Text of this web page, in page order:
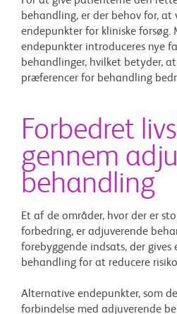
behandling, er der behov for,
endepunkter for kliniske forsøg.
endepunkter introduceres nye
behandlinger, hvilket betyder,
præferencer for behandling
Forbedret
gennem
behandling
Et af de områder, hvor der er
forbedring, er adjuverende
forebyggende indsats, der
behandling for at reducere
Alternative endepunkter, som
forbindelse med adjuverende